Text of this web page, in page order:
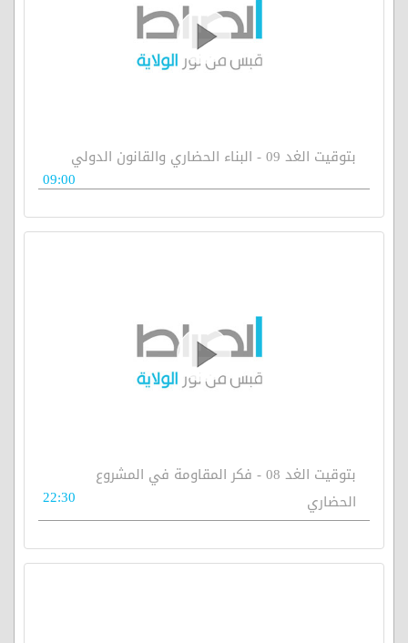
بتوقيت الغد 09 - البناء الحضاري والقانون الدولي
09:00
بتوقيت الغد 08 - فكر المقاومة في المشروع
الحضاري
22:30